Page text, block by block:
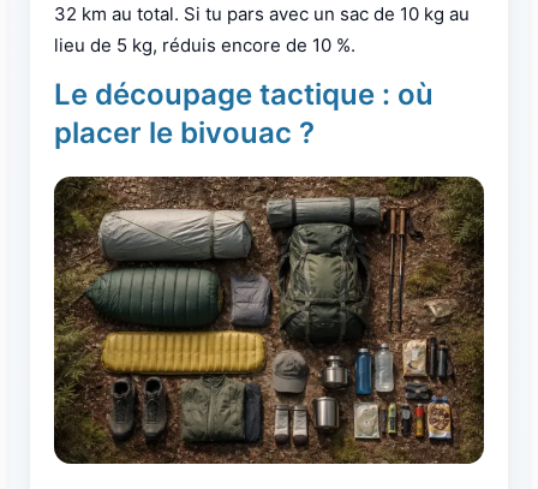
32 km au total. Si tu pars avec un sac de 10 kg au
lieu de 5 kg, réduis encore de 10 %.
Le découpage tactique : où
placer le bivouac ?